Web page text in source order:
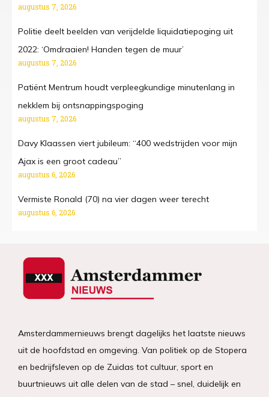
augustus 7, 2026
Politie deelt beelden van verijdelde liquidatiepoging uit
2022: ‘Omdraaien! Handen tegen de muur’
augustus 7, 2026
Patiënt Mentrum houdt verpleegkundige minutenlang in
nekklem bij ontsnappingspoging
augustus 7, 2026
Davy Klaassen viert jubileum: “400 wedstrijden voor mijn
Ajax is een groot cadeau”
augustus 6, 2026
Vermiste Ronald (70) na vier dagen weer terecht
augustus 6, 2026
Amsterdammernieuws brengt dagelijks het laatste nieuws
uit de hoofdstad en omgeving. Van politiek op de Stopera
en bedrijfsleven op de Zuidas tot cultuur, sport en
buurtnieuws uit alle delen van de stad – snel, duidelijk en